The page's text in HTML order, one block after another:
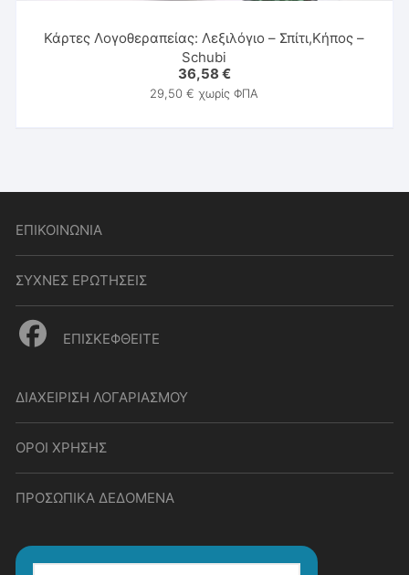
Κάρτες Λογοθεραπείας: Λεξιλόγιο – Σπίτι,Κήπος –
Schubi
36,58 €
29,50€ χωρίς ΦΠΑ
ΕΠΙΚΟΙΝΩΝΙΑ
ΣΥΧΝΕΣ ΕΡΩΤΗΣΕΙΣ
ΕΠΙΣΚΕΦΘΕΙΤΕ
ΔΙΑΧΕΙΡΙΣΗ ΛΟΓΑΡΙΑΣΜΟΥ
ΟΡΟΙ ΧΡΗΣΗΣ
ΠΡΟΣΩΠΙΚΑ ΔΕΔΟΜΕΝΑ